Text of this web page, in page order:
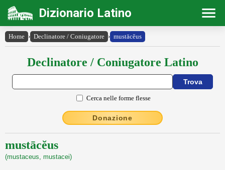
Dizionario Latino
Home › Declinatore / Coniugatore › mustācĕus
Declinatore / Coniugatore Latino
Cerca nelle forme flesse
Donazione
mustācĕus
(mustaceus, mustacei)